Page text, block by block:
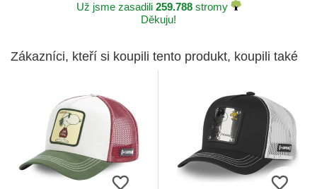
Už jsme zasadili 259.788stromy
Děkuju!
Zákazníci, kteří si koupili tento produkt, koupili také